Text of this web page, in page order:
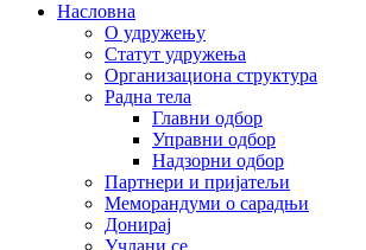
Насловна
О удружењу
Статут удружења
Организациона структура
Радна тела
Главни одбор
Управни одбор
Надзорни одбор
Партнери и пријатељи
Меморандуми о сарадњи
Донирај
Учлани се